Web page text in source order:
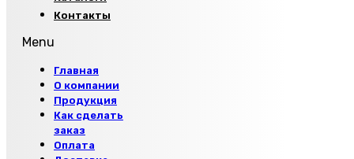
Контакты
Menu
Главная
О компании
Продукция
Как сделать
заказ
Оплата